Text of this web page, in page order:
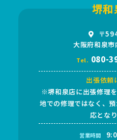
堺和
〒
大阪府和泉
Tel. 080-
出張依頼
※堺和泉店に出張修理
地での修理ではなく、
応となり
営業時間